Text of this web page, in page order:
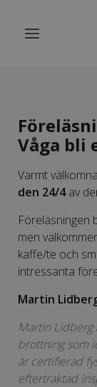
Våga bli
Varmt
den 24/4av
Föreläsningen
men
kaffe/te och
intressanta
Martin
Martin Lidberg
brottning som
är certifierad
eftertraktad